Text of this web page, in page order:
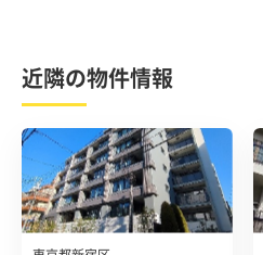
近隣の物件情報